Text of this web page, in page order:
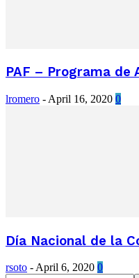
PAF – Programa de
lromero - April 16, 2020 0
Día Nacional de la
rsoto - April 6, 2020 0